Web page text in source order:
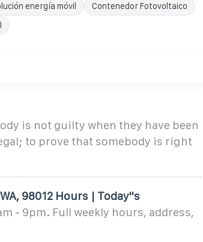
energía móvil
Contenedor Fotovoltaico
is not guilty when they have been
to prove that somebody is right
98012 Hours | Today''s
- 9pm. Full weekly hours, address,